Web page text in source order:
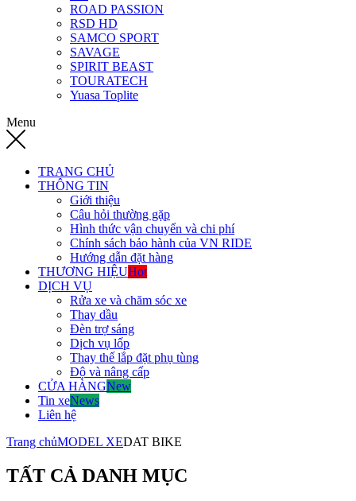
ROAD PASSION
RSD HD
SAMCO SPORT
SAVAGE
SPIRIT BEAST
TOURATECH
Yuasa Toplite
Menu
TRANG CHỦ
THÔNG TIN
Giới thiệu
Câu hỏi thường gặp
Hình thức vận chuyển và chi phí
Chính sách bảo hành của VN RIDE
Hướng dẫn đặt hàng
THƯƠNG HIỆUHot
DỊCH VỤ
Rửa xe và chăm sóc xe
Thay dầu
Đèn trợ sáng
Dịch vụ lốp
Thay thế lắp đặt phụ tùng
Độ và nâng cấp
CỬA HÀNGNew
Tin xeNews
Liên hệ
Trang chủMODEL XEDAT BIKE
TẤT CẢ DANH MỤC